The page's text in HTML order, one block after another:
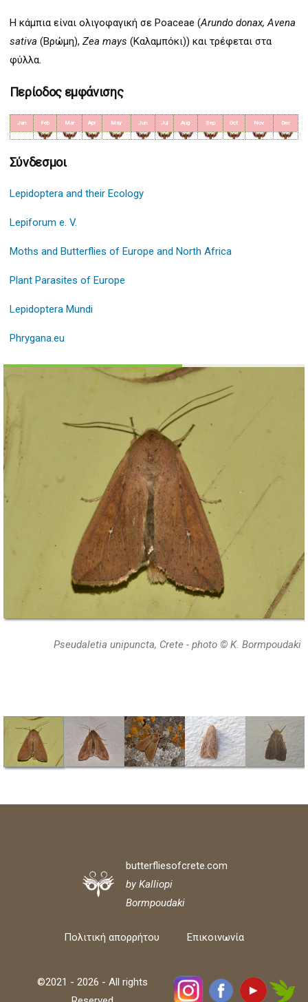
Η κάμπια είναι ολιγοφαγική σε Poaceae (Arundo donax, Avena
sativa (Βρώμη), Zea mays (Καλαμπόκι)) και τρέφεται στα
φύλλα.
Περίοδος εμφάνισης
Jan Feb Mar Apr May Jun Jul Aug Sep Oct Nov Dec
Σύνδεσμοι
Lepidoptera and their Ecology
Lepiforum e. V.
Moths and Butterflies of Europe and North Africa
Plant Parasites of Europe
Lepidoptera Mundi
Phrygana.eu
Pseudaletia unipuncta, Crete - photo © K. Bormpoudaki
butterfliesofcrete.com
by Kalliopi
Bormpoudaki
Πολιτική απορρήτου Επικοινωνία
©2021 - 2026 - All rights